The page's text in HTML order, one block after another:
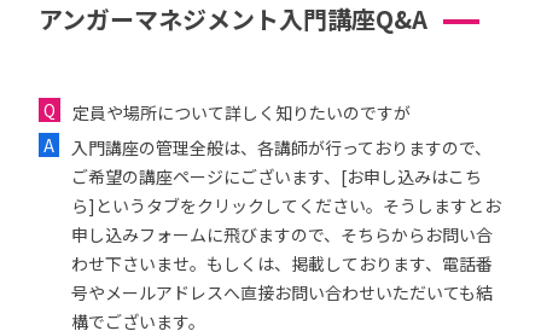
アンガーマネジメント入門講座Q&A
定員や場所について詳しく知りたいのですが
入門講座の管理全般は、各講師が行っておりますので、
ご希望の講座ページにございます、[お申し込みはこち
ら]というタブをクリックしてください。そうしますとお
申し込みフォームに飛びますので、そちらからお問い合
わせ下さいませ。もしくは、掲載しております、電話番
号やメールアドレスへ直接お問い合わせいただいても結
構でございます。